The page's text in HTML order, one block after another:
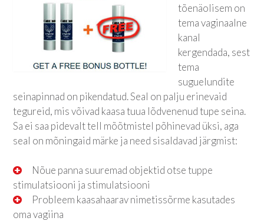
tõenäolisem on
tema vaginaalne
kanal
kergendada, sest
tema
suguelundite
seinapinnad on pikendatud. Seal on palju erinevaid
tegureid, mis võivad kaasa tuua lõdvenenud tupe seina.
Sa ei saa pidevalt tell mõõtmistel põhinevad üksi, aga
seal on mõningaid märke ja need sisaldavad järgmist:
Nõue panna suuremad objektid otse tuppe
stimulatsiooni ja stimulatsiooni
Probleem kaasahaarav nimetissõrme kasutades
oma vagiina